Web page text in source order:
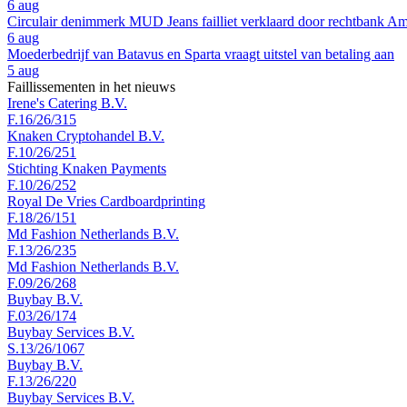
6 aug
Circulair denimmerk MUD Jeans failliet verklaard door rechtbank
6 aug
Moederbedrijf van Batavus en Sparta vraagt uitstel van betaling aan
5 aug
Faillissementen in het nieuws
Irene's Catering B.V.
F.16/26/315
Knaken Cryptohandel B.V.
F.10/26/251
Stichting Knaken Payments
F.10/26/252
Royal De Vries Cardboardprinting
F.18/26/151
Md Fashion Netherlands B.V.
F.13/26/235
Md Fashion Netherlands B.V.
F.09/26/268
Buybay B.V.
F.03/26/174
Buybay Services B.V.
S.13/26/1067
Buybay B.V.
F.13/26/220
Buybay Services B.V.